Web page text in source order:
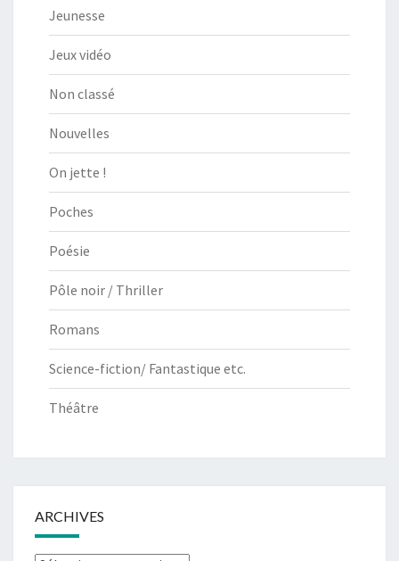
Jeunesse
Jeux vidéo
Non classé
Nouvelles
On jette !
Poches
Poésie
Pôle noir / Thriller
Romans
Science-fiction/ Fantastique etc.
Théâtre
ARCHIVES